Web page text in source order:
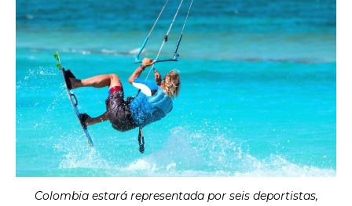
Colombia estará representada por seis deportistas,